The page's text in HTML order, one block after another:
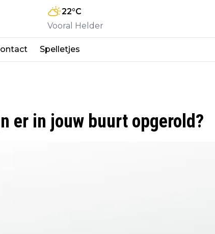
22°C
Vooral Helder
Spelletjes
er in jouw buurt opgerold?